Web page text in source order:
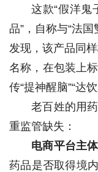
这款“假洋鬼
品”，自称与“法
发现，该产品同
名称，在包装上
传“提神醒脑”“达
老百姓的用
重监管缺失：
电商平台主
药品是否取得境